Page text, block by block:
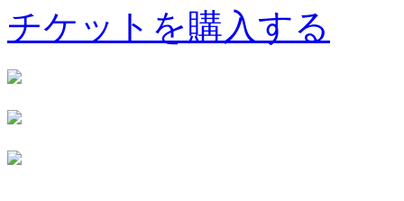
チケットを購入する